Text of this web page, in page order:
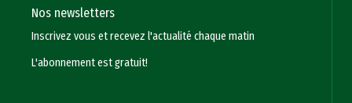
Nos newsletters
Inscrivez vous et recevez l'actualité chaque matin
L'abonnement est gratuit!